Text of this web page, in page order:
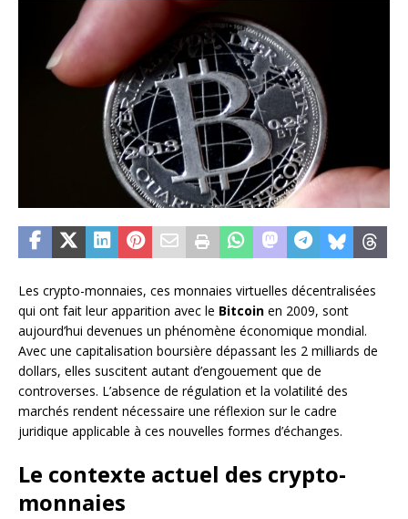
Les crypto-monnaies, ces monnaies virtuelles décentralisées
qui ont fait leur apparition avec le Bitcoin en 2009, sont
aujourd’hui devenues un phénomène économique mondial.
Avec une capitalisation boursière dépassant les 2 milliards de
dollars, elles suscitent autant d’engouement que de
controverses. L’absence de régulation et la volatilité des
marchés rendent nécessaire une réflexion sur le cadre
juridique applicable à ces nouvelles formes d’échanges.
Le contexte actuel des crypto-
monnaies